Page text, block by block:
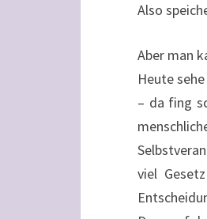
Also
Aber man
Heute
– da fing
viel